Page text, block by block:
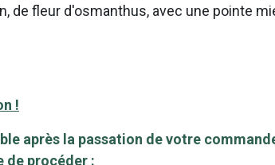
de fleur d'osmanthus, avec une pointe
!
après la passation de votre
de procéder :